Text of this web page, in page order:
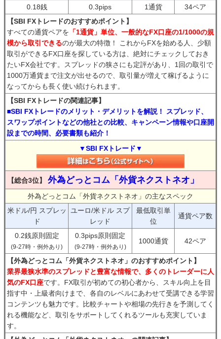
0.18銭 0.3pips 1通貨
34ペア
【SBI FXトレードのおすすめポイント】
すべての通貨ペアを 「1通貨」単位、一般的なFX口座の1/1000の規
模から取引できるのが最大の特徴！ これからFXを始める人、少額
取引ができるFX口座を探している方は、絶対にチェックしておき
たいFX会社です。スプレッドの狭さにも定評があり、1回の取引で
1000万通貨まで注文が出せるので、取引量が増えて稼げるように
なってからも長く使い続けられます。
【SBI FXトレードの関連記事】
■SBI FXトレードのメリット・デメリットを解説！ スプレッド、
スワップポイントなどの他社との比較、キャンペーン情報や口座開
設までの時間、必要書類も紹介！
▼SBI FXトレード▼
【総合3位】 外為どっとコム「外貨ネクストネオ」
外為どっとコム「外貨ネクストネオ」の主なスペック
米ドル/円 スプレッ
ド
ユーロ/米ドル スプ
レッド
最低取引単
位
通貨ペア数
0.2銭原則固定
(9-27時・例外あり)
0.3pips原則固定
(9-27時・例外あり)
1000通貨 42ペア
【外為どっとコム「外貨ネクストネオ」のおすすめポイント】
業界最狭水準のスプレッドと豊富な情報で、多くのトレーダーに人
気のFX口座です。FX取引が初めての初心者から、スキル向上を目
指す中・上級者向けまで、各自のレベルにあわせて受講できる学習
コンテンツも魅力です。比較チャートや相場の先行きを予測してく
れる機能など、取引をサポートしてくれるツールも充実していま
す。